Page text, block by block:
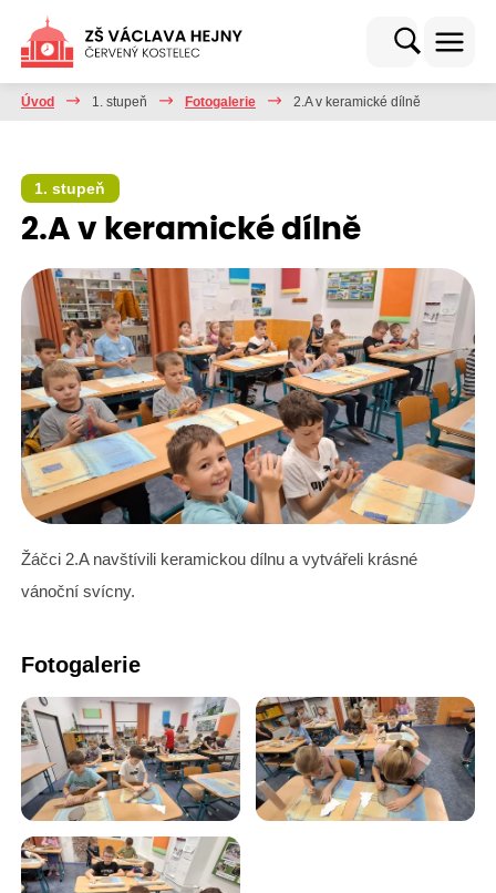
Úvod 1. stupeň Fotogalerie 2.A v keramické dílně
1. stupeň
2.A v keramické dílně
Žáčci 2.A navštívili keramickou dílnu a vytvářeli krásné
vánoční svícny.
Fotogalerie